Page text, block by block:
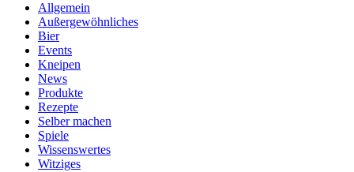
Allgemein
Außergewöhnliches
Bier
Events
Kneipen
News
Produkte
Rezepte
Selber machen
Spiele
Wissenswertes
Witziges